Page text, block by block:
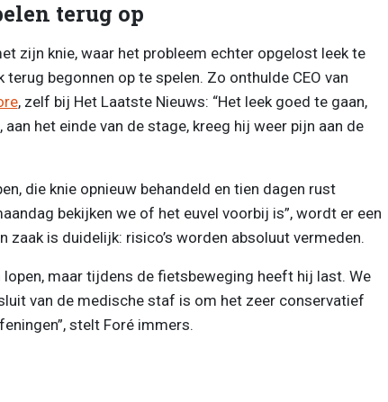
terug op
zijn knie, waar het probleem echter opgelost leek te
begonnen op te spelen. Zo onthulde CEO van
, zelf bij Het Laatste Nieuws: “Het leek goed te gaan,
het einde van de stage, kreeg hij weer pijn aan de
die knie opnieuw behandeld en tien dagen rust
bekijken we of het euvel voorbij is”, wordt er een
zaak is duidelijk: risico’s worden absoluut vermeden.
lopen, maar tijdens de fietsbeweging heeft hij last. We
van de medische staf is om het zeer conservatief
stelt Foré immers.